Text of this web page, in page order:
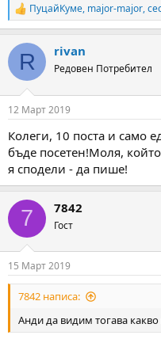
R
e
c
i
s
ПуцайКуме, major-major,
R rivan
Редовен Потребител
12 Март 2019
Колеги, 10 поста и само
бъде посетен!Моля,
я сподели - да пише!
7 7842
Гост
15 Март 2019
7842 написа:
Анди да видим тогава